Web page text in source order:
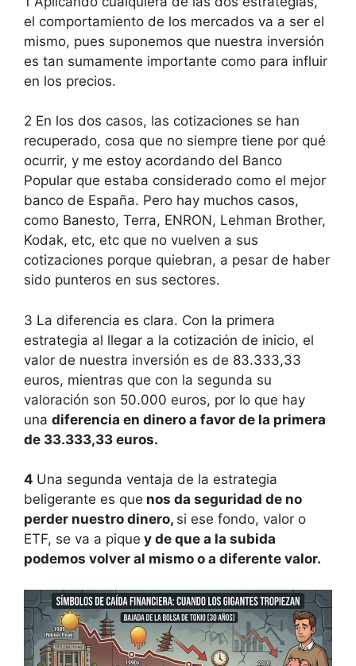
el comportamiento de los mercados va a ser el
mismo, pues suponemos que nuestra inversión
es tan sumamente importante como para influir
en los precios.
2 En los dos casos, las cotizaciones se han
recuperado, cosa que no siempre tiene por qué
ocurrir, y me estoy acordando del Banco
Popular que estaba considerado como el mejor
banco de España. Pero hay muchos casos,
como Banesto, Terra, ENRON, Lehman Brother,
Kodak, etc, etc que no vuelven a sus
cotizaciones porque quiebran, a pesar de haber
sido punteros en sus sectores.
3 La diferencia es clara. Con la primera
estrategia al llegar a la cotización de inicio, el
valor de nuestra inversión es de 83.333,33
euros, mientras que con la segunda su
valoración son 50.000 euros, por lo que hay
una diferencia en dinero a favor de la primera
de 33.333,33 euros.
4 Una segunda ventaja de la estrategia
beligerante es que nos da seguridad de no
perder nuestro dinero, si ese fondo, valor o
ETF, se va a pique y de que a la subida
podemos volver al mismo o a diferente valor.